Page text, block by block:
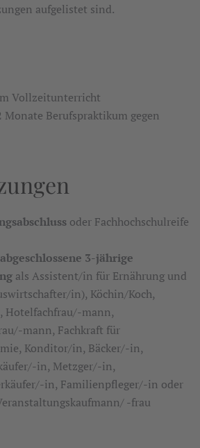
aufgelistet sind.
Vollzeitunterricht
Monate Berufspraktikum gegen
oder Fachhochschulreife
abgeschlossene 3-jährige
als Assistent/in für Ernährung und
in), Köchin/Koch,
Hotelfachfrau/-mann,
mann, Fachkraft für
Konditor/in, Bäcker/-in,
in, Metzger/-in,
in, Familienpfleger/-in oder
-frau